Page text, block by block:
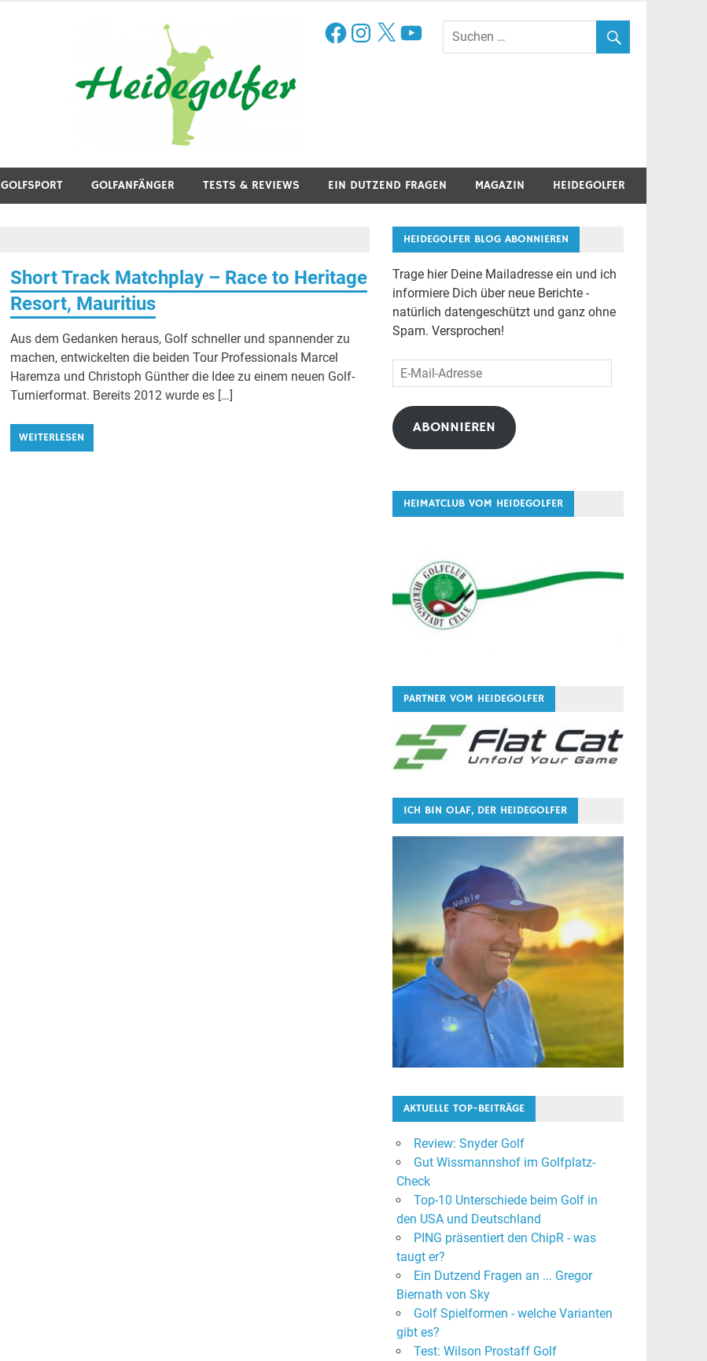
FacebookInstagram
X YouTube
GOLFSPORT GOLFANFÄNGER TESTS & REVIEWS EIN DUTZEND FRAGEN MAGAZIN HEIDEGOLFER
Short Track Matchplay – Race to Heritage
Resort, Mauritius
Aus dem Gedanken heraus, Golf schneller und spannender zu
machen, entwickelten die beiden Tour Professionals Marcel
Haremza und Christoph Günther die Idee zu einem neuen Golf-
Turnierformat. Bereits 2012 wurde es […]
WEITERLESEN
HEIDEGOLFER BLOG ABONNIEREN
Trage hier Deine Mailadresse ein und ich
informiere Dich über neue Berichte -
natürlich datengeschützt und ganz ohne
Spam. Versprochen!
E-
Mail-
Adresse
ABONNIEREN
HEIMATCLUB VOM HEIDEGOLFER
PARTNER VOM HEIDEGOLFER
ICH BIN OLAF, DER HEIDEGOLFER
AKTUELLE TOP-BEITRÄGE
Review: Snyder Golf
Gut Wissmannshof im Golfplatz-
Check
Top-10 Unterschiede beim Golf in
den USA und Deutschland
PING präsentiert den ChipR - was
taugt er?
Ein Dutzend Fragen an ... Gregor
Biernath von Sky
Golf Spielformen - welche Varianten
gibt es?
Test: Wilson Prostaff Golf